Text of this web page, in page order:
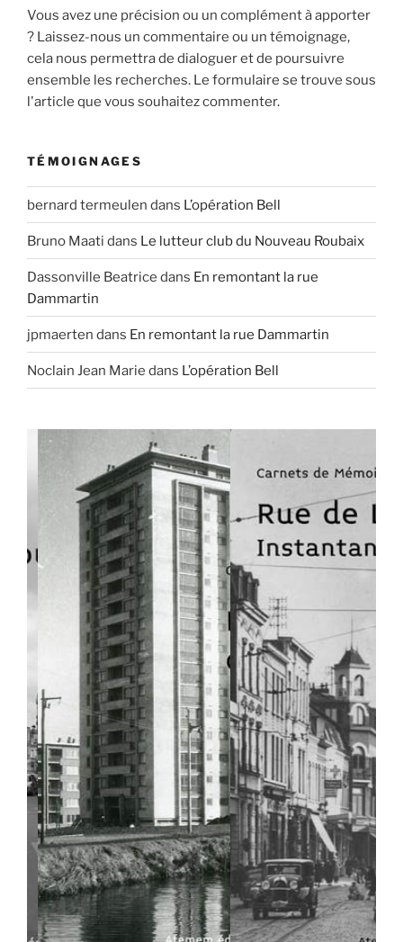
Vous avez une précision ou un complément à apporter
? Laissez-nous un commentaire ou un témoignage,
cela nous permettra de dialoguer et de poursuivre
ensemble les recherches. Le formulaire se trouve sous
l'article que vous souhaitez commenter.
TÉMOIGNAGES
bernard termeulen dans L’opération Bell
Bruno Maati dans Le lutteur club du Nouveau Roubaix
Dassonville Beatrice dans En remontant la rue
Dammartin
jpmaerten dans En remontant la rue Dammartin
Noclain Jean Marie dans L’opération Bell